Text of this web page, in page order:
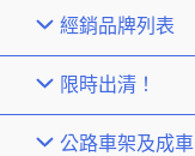
經銷品牌列表
限時出清！
公路車架及成車